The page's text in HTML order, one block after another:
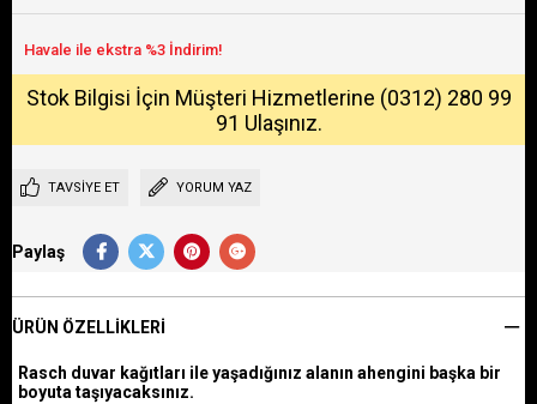
Stok Bilgisi İçin Müşteri Hizmetlerine (0312) 280 99
91 Ulaşınız.
TAVSIYE ET YORUM YAZ
Paylaş
ÜRÜN ÖZELLIKLERI
Rasch duvar kağıtları ile yaşadığınız alanın ahengini başka bir
boyuta taşıyacaksınız.